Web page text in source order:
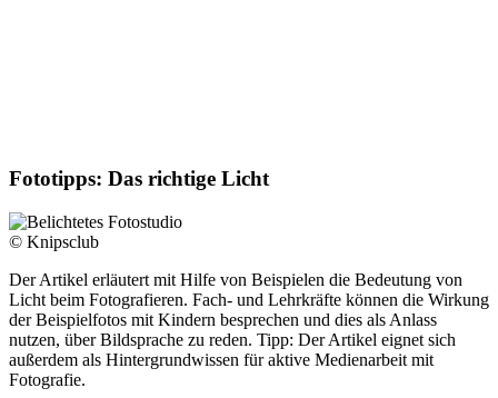
Fototipps: Das richtige Licht
© Knipsclub
Der Artikel erläutert mit Hilfe von Beispielen die Bedeutung von
Licht beim Fotografieren. Fach- und Lehrkräfte können die Wirkung
der Beispielfotos mit Kindern besprechen und dies als Anlass
nutzen, über Bildsprache zu reden. Tipp: Der Artikel eignet sich
außerdem als Hintergrundwissen für aktive Medienarbeit mit
Fotografie.